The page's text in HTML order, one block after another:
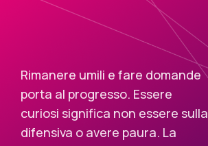
Rimanere umili e fare domande
porta al progresso. Essere
curiosi significa non essere sulla
difensiva o avere paura. La